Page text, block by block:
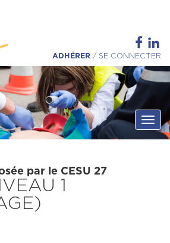
ADHÉRER / SE CONNECTER
par le CESU 27
1